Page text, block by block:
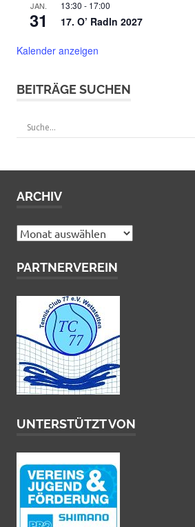
JAN.
31
13:30 - 17:00
17. O’ Radln 2027
Kalender anzeigen
BEITRÄGE SUCHEN
ARCHIV
Archiv
PARTNERVEREIN
UNTERSTÜTZT VON